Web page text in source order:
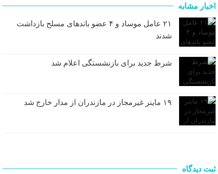
اخبار مشابه
۲۱ عامل موساد و ۴ عضو باند‌های مسلح بازداشت
شدند
شرط جدید برای بازنشستگی اعلام شد
۱۹ ماینر غیرمجاز در مازندران از مدار خارج شد
ثبت دیدگاه